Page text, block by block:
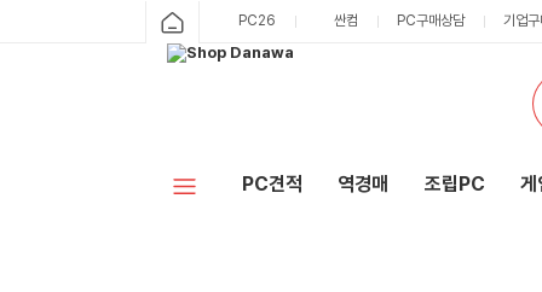
PC26 싼컴 PC구매상담 기업
PC견적 역경매 조립PC 게